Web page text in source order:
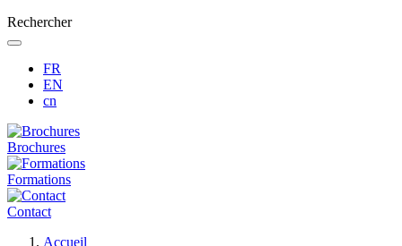
Rechercher
FR
EN
cn
Brochures
Formations
Contact
Accueil